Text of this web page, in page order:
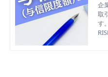
企
取
す
企